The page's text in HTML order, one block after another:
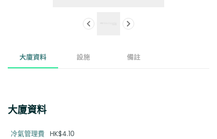
大廈資料 設施 備註
大廈資料
冷氣管理費 HK$4.10